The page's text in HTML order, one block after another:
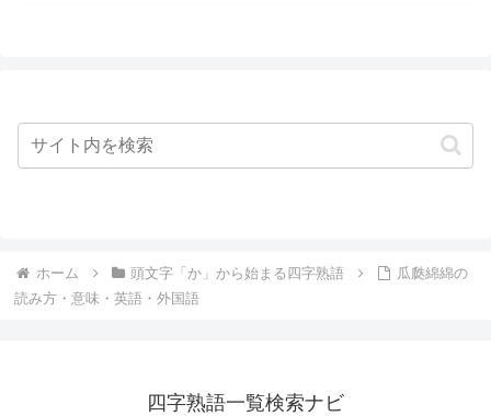
ホーム 頭文字「か」から始まる四字熟語
瓜瓞綿綿の
読み方・意味・英語・外国語
四字熟語一覧検索ナビ